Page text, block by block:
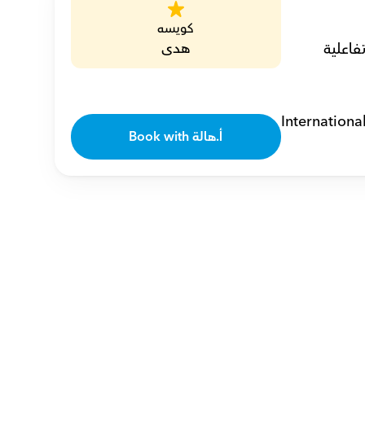
كويسه
هدى
Book with أ.هالة